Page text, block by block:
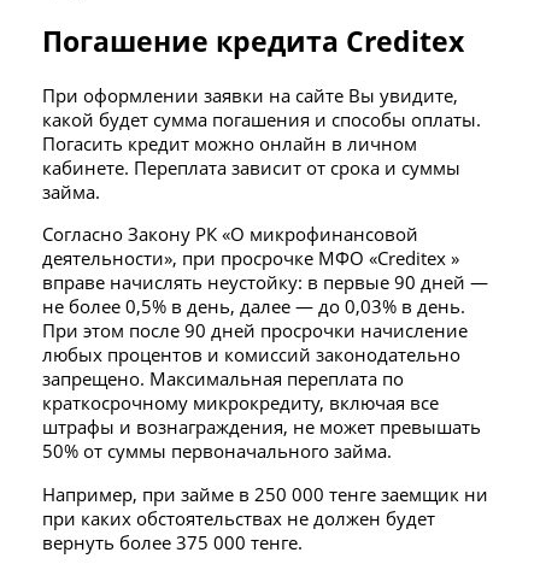
Погашение кредита Creditex
При оформлении заявки на сайте Вы увидите,
какой будет сумма погашения и способы оплаты.
Погасить кредит можно онлайн в личном
кабинете. Переплата зависит от срока и суммы
займа.
Согласно Закону РК «О микрофинансовой
деятельности», при просрочке МФО «Creditex »
вправе начислять неустойку: в первые 90 дней —
не более 0,5% в день, далее — до 0,03% в день.
При этом после 90 дней просрочки начисление
любых процентов и комиссий законодательно
запрещено. Максимальная переплата по
краткосрочному микрокредиту, включая все
штрафы и вознаграждения, не может превышать
50% от суммы первоначального займа.
Например, при займе в 250 000 тенге заемщик ни
при каких обстоятельствах не должен будет
вернуть более 375 000 тенге.